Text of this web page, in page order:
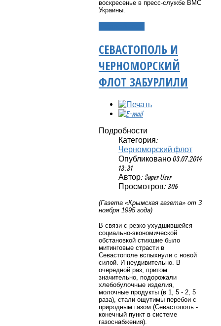
воскресенье в пресс-службе ВМС
Украины.
СЕВАСТОПОЛЬ И
ЧЕРНОМОРСКИЙ
ФЛОТ ЗАБУРЛИЛИ
Подробности
Категория:
Черноморский флот
Опубликовано 03.07.2014
13:31
Автор: Super User
Просмотров: 306
(Газета «Крымская газета» от 3
ноября 1995 года)
В связи с резко ухудшившейся
социально-экономической
обстановкой стихшие было
митинговые страсти в
Севастополе вспыхнули с новой
силой. И неудивительно. В
очередной раз, притом
значительно, подорожали
хлебобулочные изделия,
молочные продукты (в 1, 5 - 2, 5
раза), стали ощутимы перебои с
природным газом (Севастополь -
конечный пункт в системе
газоснабжения).